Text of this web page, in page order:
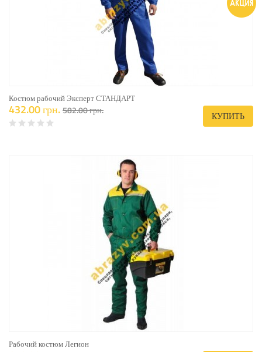
Костюм рабочий Эксперт СТАНДАРТ
432.00 грн.582.00 грн. КУПИТЬ
Рабочий костюм Легион